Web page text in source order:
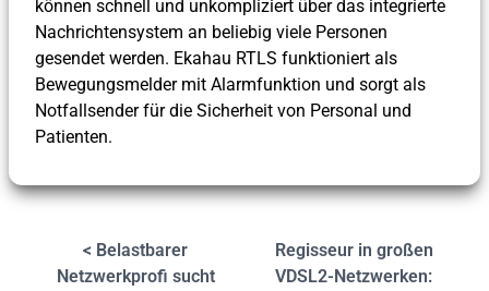
können schnell und unkompliziert über das integrierte
Nachrichtensystem an beliebig viele Personen
gesendet werden. Ekahau RTLS funktioniert als
Bewegungsmelder mit Alarmfunktion und sorgt als
Notfallsender für die Sicherheit von Personal und
Patienten.
< Belastbarer
Netzwerkprofi sucht
Regisseur in großen
VDSL2-Netzwerken: